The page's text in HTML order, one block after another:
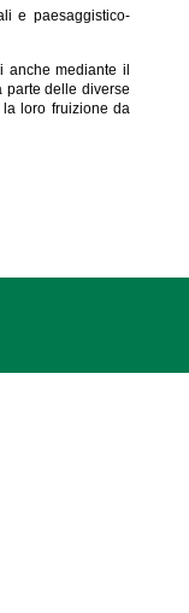
e paesaggistico-
mediante il
parte delle diverse
loro fruizione da